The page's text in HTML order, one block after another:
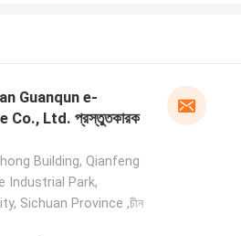
Guanqun e-
Co., Ltd. প্রস্তুতকারক
Building, Qianfeng
Industrial Park,
Sichuan Province ,চীন